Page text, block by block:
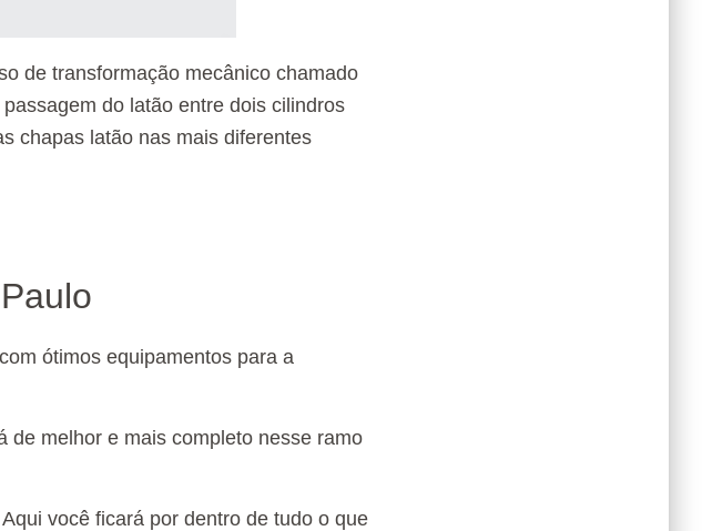
de transformação mecânico chamado
do latão entre dois cilindros
chapas latão nas mais diferentes
ótimos equipamentos para a
de melhor e mais completo nesse ramo
Aqui você ficará por dentro de tudo o que